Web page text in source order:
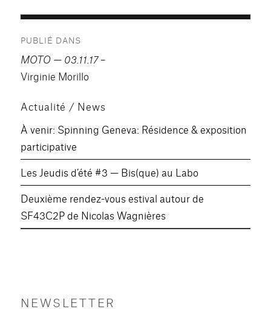
de
l’article
PUBLIÉ DANS
MOTO — 03.11.17–
Virginie Morillo
Actualité / News
À venir: Spinning Geneva: Résidence & exposition
participative
Les Jeudis d’été #3 — Bis(que) au Labo
Deuxième rendez-vous estival autour de
SF43C2P de Nicolas Wagnières
NEWSLETTER